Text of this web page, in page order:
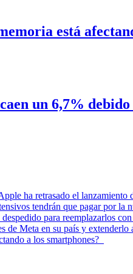
está
un 6,7%
ha retrasado el lanzamiento
tendrán que pagar por la
para reemplazarlos
de Meta en su país y extenderlo
a los smartphones?